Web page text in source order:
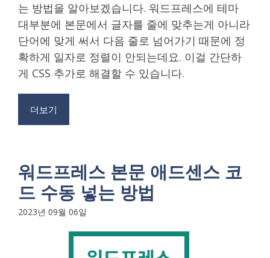
는 방법을 알아보겠습니다. 워드프레스에 테마
대부분에 본문에서 글자를 줄에 맞추는게 아니라
단어에 맞게 써서 다음 줄로 넘어가기 때문에 정
확하게 일자로 정렬이 안되는데요. 이걸 간단하
게 CSS 추가로 해결할 수 있습니다.
더보기
워드프레스 본문 애드센스 코
드 수동 넣는 방법
2023년 09월 06일